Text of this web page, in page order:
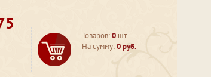
Товаров:0 шт.
На сумму:0 руб.